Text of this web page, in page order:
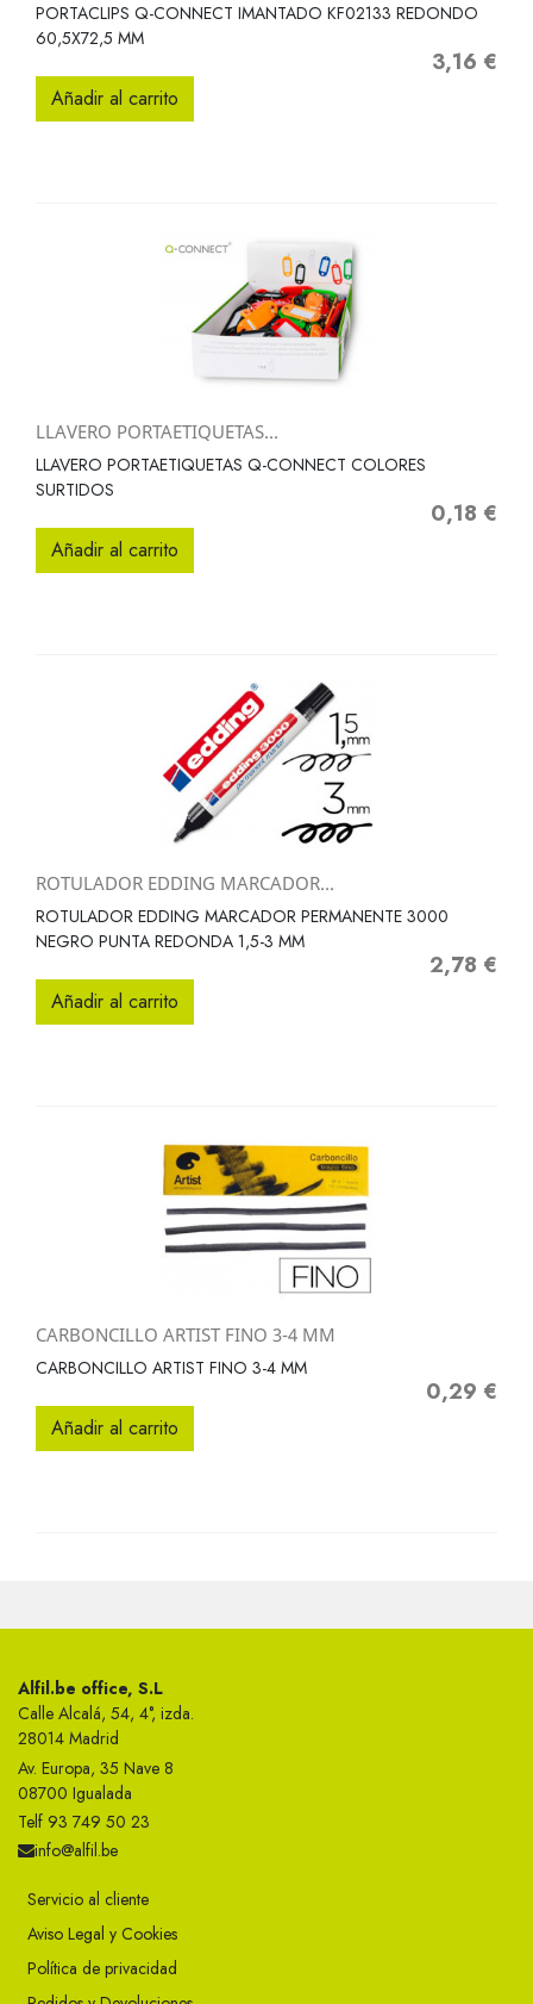
PORTACLIPS Q-CONNECT IMANTADO KF02133 REDONDO
60,5X72,5 MM
Precio
3,16 €
Añadir al carrito
LLAVERO PORTAETIQUETAS...
LLAVERO PORTAETIQUETAS Q-CONNECT COLORES
SURTIDOS
Precio
0,18 €
Añadir al carrito
ROTULADOR EDDING MARCADOR...
ROTULADOR EDDING MARCADOR PERMANENTE 3000
NEGRO PUNTA REDONDA 1,5-3 MM
Precio
2,78 €
Añadir al carrito
CARBONCILLO ARTIST FINO 3-4 MM
CARBONCILLO ARTIST FINO 3-4 MM
Precio
0,29 €
Añadir al carrito
Alfil.be office, S.L
Calle Alcalá, 54, 4°, izda.
28014 Madrid
Av. Europa, 35 Nave 8
08700 Igualada
Telf 93 749 50 23
info@alfil.be
Servicio al cliente
Aviso Legal y Cookies
Política de privacidad